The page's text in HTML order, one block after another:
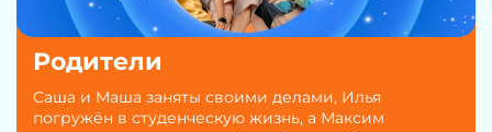
Родители
Саша и Маша заняты своими делами, Илья
погружён в студенческую жизнь, а Максим